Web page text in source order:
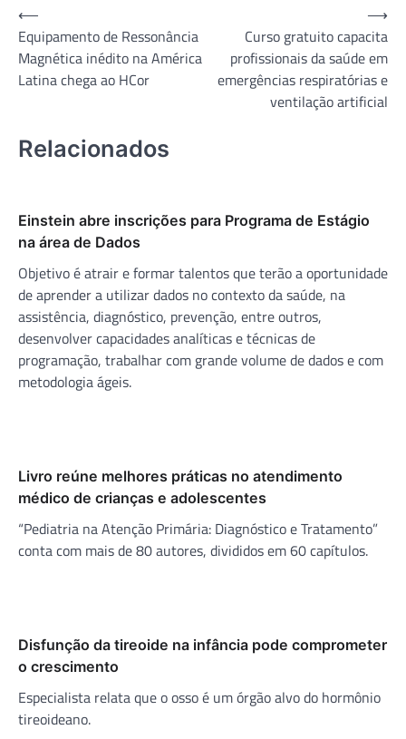
Navegação
de
Post
⟵
Equipamento de Ressonância
Magnética inédito na América
Latina chega ao HCor
Curso gratuito capacita
profissionais da saúde em
emergências respiratórias e
ventilação artificial
⟶
Relacionados
Einstein abre inscrições para Programa de Estágio
na área de Dados
Objetivo é atrair e formar talentos que terão a oportunidade
de aprender a utilizar dados no contexto da saúde, na
assistência, diagnóstico, prevenção, entre outros,
desenvolver capacidades analíticas e técnicas de
programação, trabalhar com grande volume de dados e com
metodologia ágeis.
Livro reúne melhores práticas no atendimento
médico de crianças e adolescentes
“Pediatria na Atenção Primária: Diagnóstico e Tratamento”
conta com mais de 80 autores, divididos em 60 capítulos.
Disfunção da tireoide na infância pode comprometer
o crescimento
Especialista relata que o osso é um órgão alvo do hormônio
tireoideano.